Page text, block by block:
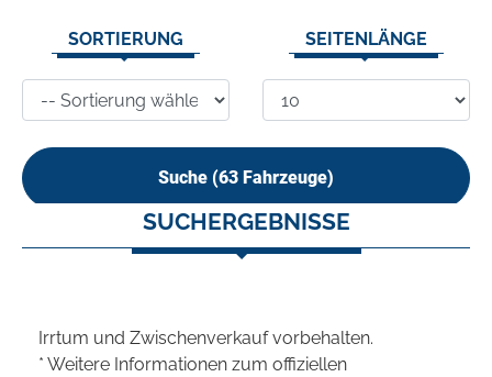
SORTIERUNG SEITENLÄNGE
Suche (63 Fahrzeuge)
SUCHERGEBNISSE
Irrtum und Zwischenverkauf vorbehalten.
* Weitere Informationen zum offiziellen